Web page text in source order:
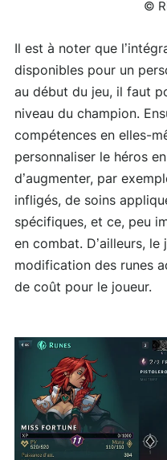
©
Il est à noter que
disponibles pour un
au début du jeu, il faut
niveau du champion.
compétences en elles-
personnaliser le héros
d’augmenter, par
infligés, de soins
spécifiques, et ce, peu
en combat. D’ailleurs, le
modification des runes
de coût pour le joueur.